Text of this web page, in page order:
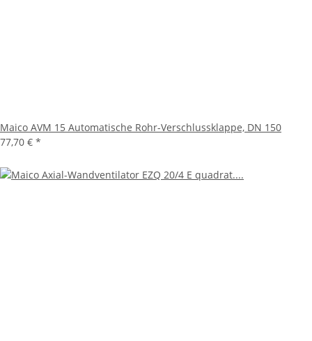
Maico AVM 15 Automatische Rohr-Verschlussklappe, DN 150
77,70 € *